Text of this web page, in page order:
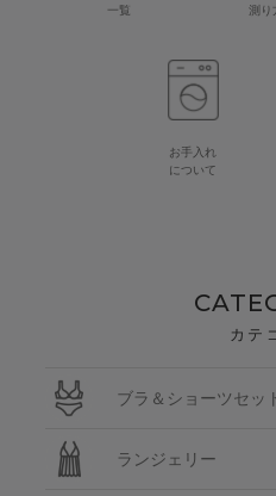
一覧
測り
お手入れ
について
カテ
ブラ＆ショーツセッ
ランジェリー